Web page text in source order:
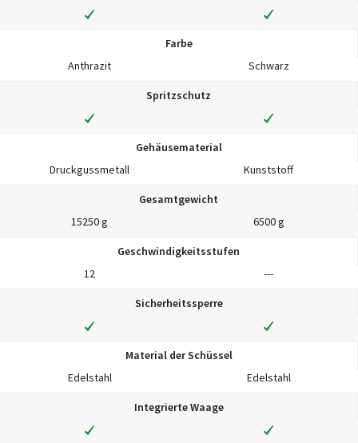
Farbe
Anthrazit
Schwarz
Spritzschutz
Gehäusematerial
Druckgussmetall
Kunststoff
Gesamtgewicht
15250 g
6500 g
Geschwindigkeitsstufen
12
---
Sicherheitssperre
Material der Schüssel
Edelstahl
Edelstahl
Integrierte Waage